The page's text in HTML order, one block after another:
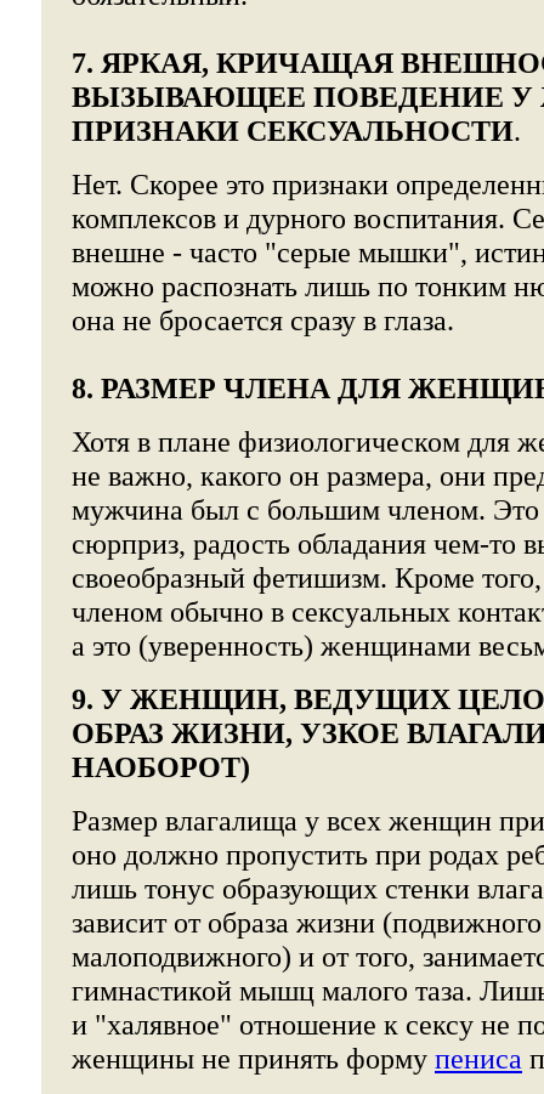
7. ЯРКАЯ, КРИЧАЩАЯ
ВЫЗЫВАЮЩЕЕ ПОВЕДЕНИЕ
ПРИЗНАКИ СЕКСУАЛЬНОСТИ.
Нет. Скорее это признаки
комплексов и дурного воспитания.
внешне - часто "серые мышки",
можно распознать лишь по тонким
она не бросается сразу в глаза.
8. РАЗМЕР ЧЛЕНА ДЛЯ
Хотя в плане физиологическом для
не важно, какого он размера, они
мужчина был с большим членом.
сюрприз, радость обладания чем-то
своеобразный фетишизм. Кроме
членом обычно в сексуальных
а это (уверенность) женщинами
9. У ЖЕНЩИН, ВЕДУЩИХ
ОБРАЗ ЖИЗНИ, УЗКОЕ
НАОБОРОТ)
Размер влагалища у всех женщин
оно должно пропустить при родах
лишь тонус образующих стенки
зависит от образа жизни
малоподвижного) и от того,
гимнастикой мышц малого таза.
и "халявное" отношение к сексу не
женщины не принять форму пениса